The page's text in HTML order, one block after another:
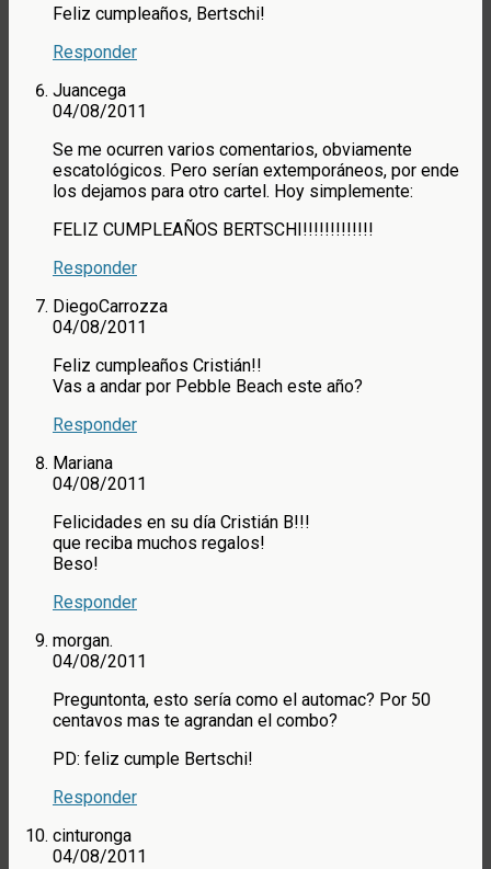
Feliz cumpleaños, Bertschi!
Responder
Juancega
04/08/2011
Se me ocurren varios comentarios, obviamente
escatológicos. Pero serían extemporáneos, por ende
los dejamos para otro cartel. Hoy simplemente:
FELIZ CUMPLEAÑOS BERTSCHI!!!!!!!!!!!!!
Responder
DiegoCarrozza
04/08/2011
Feliz cumpleaños Cristián!!
Vas a andar por Pebble Beach este año?
Responder
Mariana
04/08/2011
Felicidades en su día Cristián B!!!
que reciba muchos regalos!
Beso!
Responder
morgan.
04/08/2011
Preguntonta, esto sería como el automac? Por 50
centavos mas te agrandan el combo?
PD: feliz cumple Bertschi!
Responder
cinturonga
04/08/2011